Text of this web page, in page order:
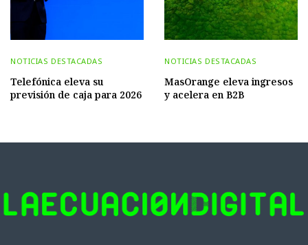
NOTICIAS DESTACADAS
Telefónica eleva su
previsión de caja para 2026
NOTICIAS DESTACADAS
MasOrange eleva ingresos
y acelera en B2B